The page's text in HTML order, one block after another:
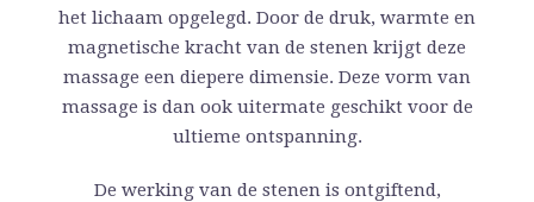
het lichaam opgelegd. Door de druk, warmte en
magnetische kracht van de stenen krijgt deze
massage een diepere dimensie. Deze vorm van
massage is dan ook uitermate geschikt voor de
ultieme ontspanning.
De werking van de stenen is ontgiftend,